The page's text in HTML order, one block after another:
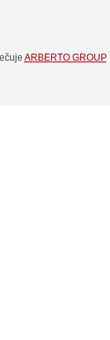
ARBERTO GROUP